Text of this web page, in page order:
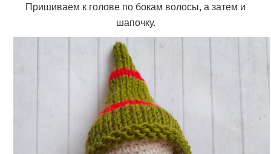
Пришиваем к голове по бокам волосы, а затем и
шапочку.